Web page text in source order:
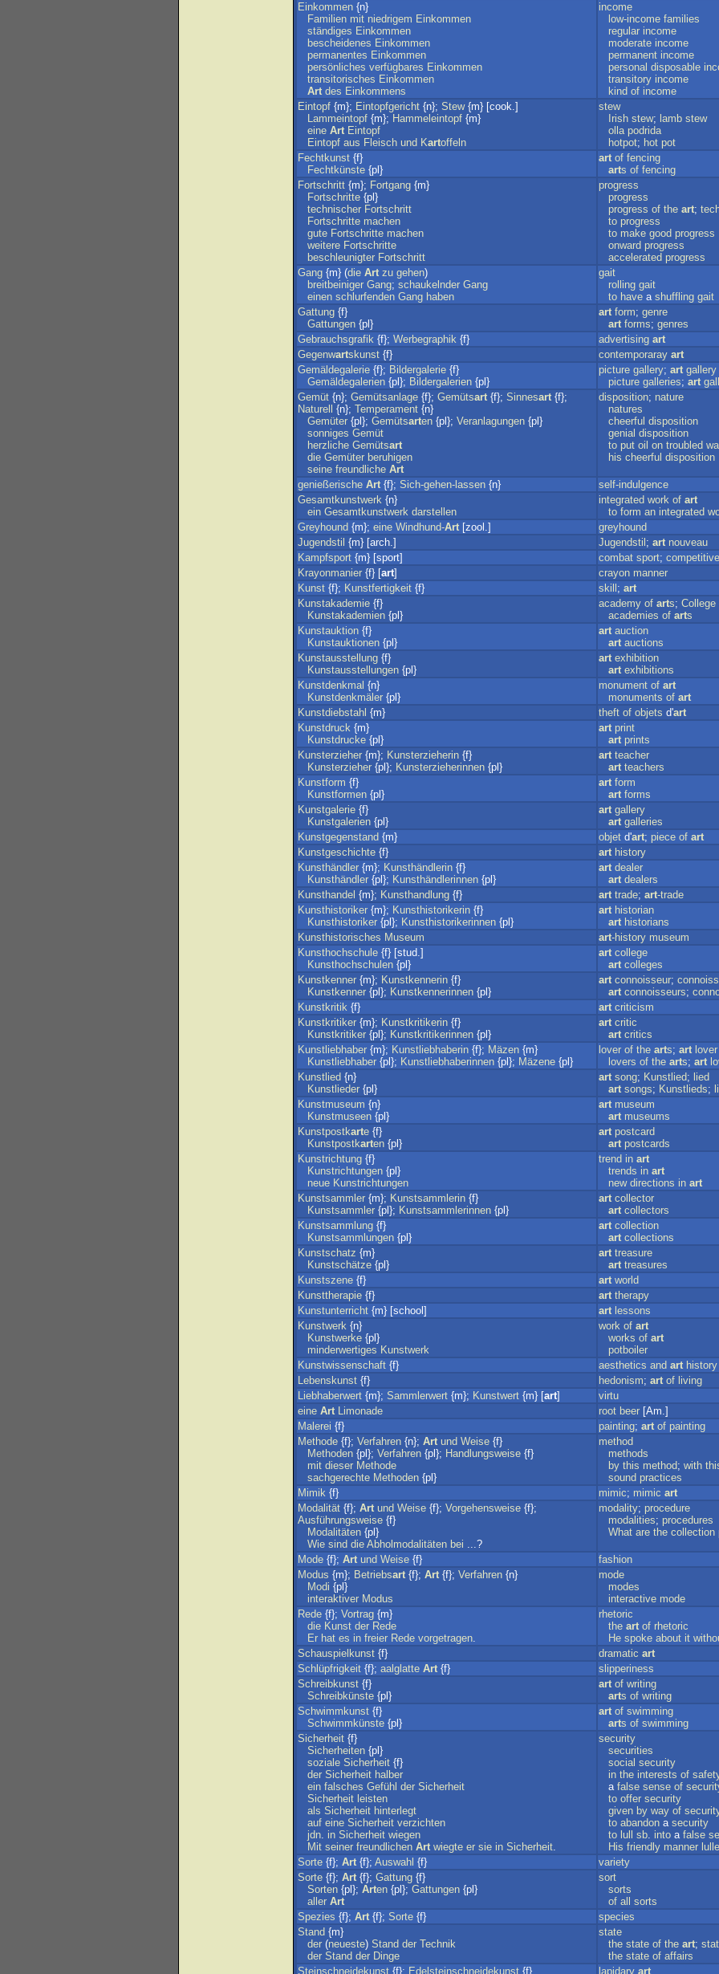
Einkommen {n}
Familien mit niedrigem Einkommen
ständiges Einkommen
bescheidenes Einkommen
permanentes Einkommen
persönliches verfügbares Einkommen
transitorisches Einkommen
Art des Einkommens
income
low-income families
regular income
moderate income
permanent income
personal disposable
transitory income
kind of income
Eintopf {m}; Eintopfgericht {n}; Stew{m} [cook.]
Lammeintopf {m}; Hammeleintopf {m}
eine Art Eintopf
Eintopf aus Fleisch und Kartoffeln
stew
Irish stew; lamb stew
olla podrida
hotpot; hot pot
Fechtkunst {f}
Fechtkünste {pl}
art of fencing
arts of fencing
Fortschritt {m}; Fortgang {m}
Fortschritte {pl}
technischer Fortschritt
Fortschritte machen
gute Fortschritte machen
weitere Fortschritte
beschleunigter Fortschritt
progress
progress
progress of the art;
to progress
to make good progress
onward progress
accelerated progress
Gang {m} (die Art zu gehen)
breitbeiniger Gang; schaukelnder Gang
einen schlurfenden Gang haben
gait
rolling gait
to have a shuffling gait
Gattung {f}
Gattungen {pl}
art form; genre
art forms; genres
Gebrauchsgrafik {f}; Werbegraphik {f} advertising art
Gegenwartskunst {f} contemporaray art
Gemäldegalerie {f}; Bildergalerie {f}
Gemäldegalerien {pl}; Bildergalerien {pl}
picture gallery; art gallery
picture galleries; art
Gemüt {n}; Gemütsanlage {f}; Gemütsart {f}; Sinnesart {f};
Naturell
{n}; Temperament {n}
Gemüter {pl}; Gemütsarten {pl}; Veranlagungen {pl}
sonniges Gemüt
herzliche Gemütsart
die Gemüter beruhigen
seine freundliche Art
disposition; nature
natures
cheerful disposition
genial disposition
to put oil on troubled
his cheerful disposition
genießerische Art {f}; Sich-gehen-lassen {n}
self-indulgence
Gesamtkunstwerk {n}
ein Gesamtkunstwerk darstellen
integrated work of art
to form an integrated
Greyhound {m}; eine Windhund-Art [zool.]
greyhound
Jugendstil {m} [arch.] Jugendstil ; art nouveau
Kampfsport {m} [sport] combat sport; competitive
Krayonmanier {f} [art] crayon manner
Kunst {f}; Kunstfertigkeit {f} skill ; art
Kunstakademie {f}
Kunstakademien {pl}
academy of arts; College
academies of arts
Kunstauktion {f}
Kunstauktionen {pl}
art auction
art auctions
Kunstausstellung {f}
Kunstausstellungen {pl}
art exhibition
art exhibitions
Kunstdenkmal {n}
Kunstdenkmäler {pl}
monument of art
monuments of art
Kunstdiebstahl {m} theft of objets d'art
Kunstdruck {m}
Kunstdrucke {pl}
art print
art prints
Kunsterzieher {m}; Kunsterzieherin {f}
Kunsterzieher {pl}; Kunsterzieherinnen {pl}
art teacher
art teachers
Kunstform {f}
Kunstformen {pl}
art form
art forms
Kunstgalerie {f}
Kunstgalerien {pl}
art gallery
art galleries
Kunstgegenstand {m} objet d'art; piece of art
Kunstgeschichte {f} art history
Kunsthändler {m}; Kunsthändlerin {f}
Kunsthändler {pl}; Kunsthändlerinnen {pl}
art dealer
art dealers
Kunsthandel {m}; Kunsthandlung {f} art trade; art-trade
Kunsthistoriker {m}; Kunsthistorikerin {f}
Kunsthistoriker {pl}; Kunsthistorikerinnen {pl}
art historian
art historians
Kunsthistorisches Museum art-history museum
Kunsthochschule {f} [stud.]
Kunsthochschulen {pl}
art college
art colleges
Kunstkenner {m}; Kunstkennerin {f}
Kunstkenner {pl}; Kunstkennerinnen {pl}
art connoisseur;
art connoisseurs;
Kunstkritik {f} art criticism
Kunstkritiker {m}; Kunstkritikerin {f}
Kunstkritiker {pl}; Kunstkritikerinnen {pl}
art critic
art critics
Kunstliebhaber {m}; Kunstliebhaberin {f}; Mäzen {m}
Kunstliebhaber {pl}; Kunstliebhaberinnen {pl}; Mäzene {pl}
lover of the arts; art lover
lovers of the arts; art
Kunstlied {n}
Kunstlieder {pl}
art song; Kunstlied; lied
art songs; Kunstlieds;
Kunstmuseum {n}
Kunstmuseen {pl}
art museum
art museums
Kunstpostkarte {f}
Kunstpostkarten {pl}
art postcard
art postcards
Kunstrichtung {f}
Kunstrichtungen {pl}
neue Kunstrichtungen
trend in art
trends in art
new directions in art
Kunstsammler {m}; Kunstsammlerin {f}
Kunstsammler {pl}; Kunstsammlerinnen {pl}
art collector
art collectors
Kunstsammlung {f}
Kunstsammlungen {pl}
art collection
art collections
Kunstschatz {m}
Kunstschätze {pl}
art treasure
art treasures
Kunstszene {f} art world
Kunsttherapie {f} art therapy
Kunstunterricht {m} [school] art lessons
Kunstwerk {n}
Kunstwerke {pl}
minderwertiges Kunstwerk
work of art
works of art
potboiler
Kunstwissenschaft {f} aesthetics and art history
Lebenskunst {f} hedonism; art of living
Liebhaberwert {m}; Sammlerwert {m}; Kunstwert {m} [art]
virtu
eine Art Limonade root beer [Am.]
Malerei {f} painting; art of painting
Methode {f}; Verfahren {n}; Art und Weise {f}
Methoden {pl}; Verfahren {pl}; Handlungsweise {f}
mit dieser Methode
sachgerechte Methoden {pl}
method
methods
by this method; with
sound practices
Mimik {f} mimic; mimic art
Modalität {f}; Art und Weise {f}; Vorgehensweise {f};
Ausführungsweise {f}
Modalitäten {pl}
Wie sind die Abholmodalitäten bei ...?
modality; procedure
modalities; procedures
What are the collection
Mode {f}; Art und Weise {f}
fashion
Modus {m}; Betriebsart {f}; Art {f}; Verfahren {n}
Modi {pl}
interaktiver Modus
mode
modes
interactive mode
Rede {f}; Vortrag {m}
die Kunst der Rede
Er hat es in freier Rede vorgetragen.
rhetoric
the art of rhetoric
He spoke about it
Schauspielkunst {f} dramatic art
Schlüpfrigkeit {f}; aalglatte Art {f}
slipperiness
Schreibkunst {f}
Schreibkünste {pl}
art of writing
arts of writing
Schwimmkunst {f}
Schwimmkünste {pl}
art of swimming
arts of swimming
Sicherheit {f}
Sicherheiten {pl}
soziale Sicherheit {f}
der Sicherheit halber
ein falsches Gefühl der Sicherheit
Sicherheit leisten
als Sicherheit hinterlegt
auf eine Sicherheit verzichten
jdn. in Sicherheit wiegen
Mit seiner freundlichen Art wiegte er sie in Sicherheit.
security
securities
social security
in the interests of
a false sense of
to offer security
given by way of
to abandon a security
to lull sb. into a false
His friendly manner
Sorte {f}; Art {f}; Auswahl {f}
variety
Sorte {f}; Art {f}; Gattung {f}
Sorten {pl}; Arten {pl}; Gattungen {pl}
aller Art
sort
sorts
of all sorts
Spezies {f}; Art {f}; Sorte {f}
species
Stand {m}
der (neueste) Stand der Technik
der Stand der Dinge
state
the state of the art;
the state of affairs
Steinschneidekunst {f}; Edelsteinschneidekunst {f} lapidary art